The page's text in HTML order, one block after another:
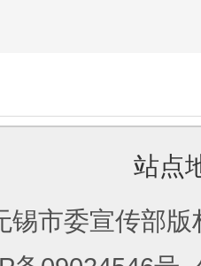
站点
锡市委宣传部